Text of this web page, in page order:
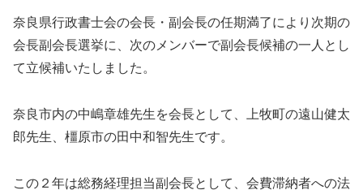
奈良県行政書士会の会長・副会長の任期満了により次期の
会長副会長選挙に、次のメンバーで副会長候補の一人とし
て立候補いたしました。
奈良市内の中嶋章雄先生を会長として、上牧町の遠山健太
郎先生、橿原市の田中和智先生です。
この２年は総務経理担当副会長として、会費滞納者への法